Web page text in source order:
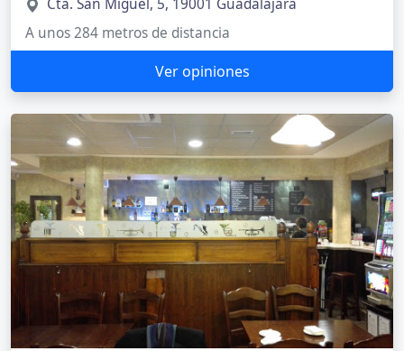
Cta. San Miguel, 5, 19001 Guadalajara
A unos 284 metros de distancia
Ver opiniones